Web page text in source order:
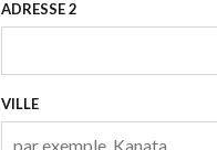
ADRESSE 2
VILLE